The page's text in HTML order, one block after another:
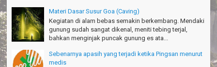
Thanks!
Michael - Sydney
Thanks Bodyrafting Green canyon, extreme, enjoy dan seru
Seru banget Pantai Batukaras!
Materi Dasar Susur Goa (Caving)
Kegiatan di alam bebas semakin berkembang. Mendaki
gunung sudah sangat dikenal, meniti tebing terjal,
bahkan menginjak puncak gunung es ata...
Sebenarnya apasih yang terjadi ketika Pingsan menurut
medis